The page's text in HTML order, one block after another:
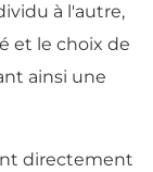
à l'autre,
et le choix de
ainsi une
directement